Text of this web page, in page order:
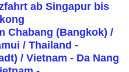
ab Singapur bis
Chabang (Bangkok) /
/ Thailand -
/ Vietnam - Da Nang